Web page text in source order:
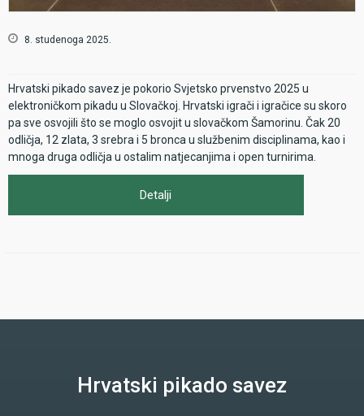
8. studenoga 2025.
Hrvatski pikado savez je pokorio Svjetsko prvenstvo 2025 u
elektroničkom pikadu u Slovačkoj. Hrvatski igrači i igračice su skoro
pa sve osvojili što se moglo osvojit u slovačkom Šamorinu. Čak 20
odličja, 12 zlata, 3 srebra i 5 bronca u službenim disciplinama, kao i
mnoga druga odličja u ostalim natjecanjima i open turnirima.
Detalji
Hrvatski pikado savez